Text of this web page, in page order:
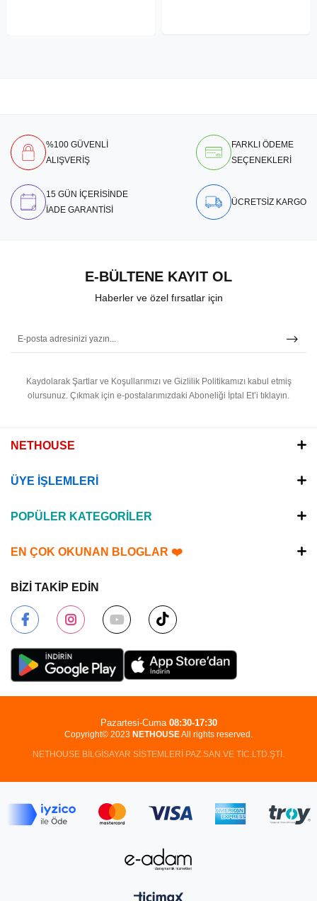
%100 GÜVENLİ
ALIŞVERİŞ
FARKLI ÖDEME
SEÇENEKLERİ
15 GÜN İÇERİSİNDE
İADE GARANTİSİ
ÜCRETSİZ KARGO
E-BÜLTENE KAYIT OL
Haberler ve özel fırsatlar için
Kaydolarak Şartlar ve Koşullarımızı ve Gizlilik Politikamızı kabul etmiş
olursunuz. Çıkmak için e-postalarımızdaki Aboneliği İptal Et’i tıklayın.
NETHOUSE
ÜYE İŞLEMLERİ
POPÜLER KATEGORİLER
EN ÇOK OKUNAN BLOGLAR ❤️
BİZİ TAKİP EDİN
Copyright© 2023 NETHOUSEAll rights reserved.
NETHOUSE BİLGİSAYAR SİSTEMLERİ PAZ.SAN.VE TİC.LTD.ŞTİ.
Pazartesi-Cuma 08:30-17:30